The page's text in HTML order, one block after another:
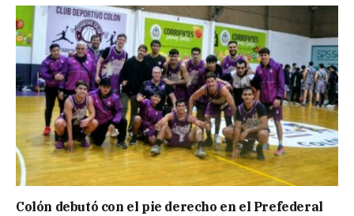
Colón debutó con el pie derecho en el Prefederal